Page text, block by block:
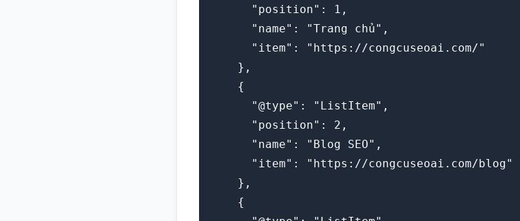
"position": 1,
"name": "Trang chủ",
"item": "https://congcuseoai.com/"
},
{
"@type": "ListItem",
"position": 2,
"name": "Blog SEO",
"item": "https://congcuseoai.com/blog"
},
{